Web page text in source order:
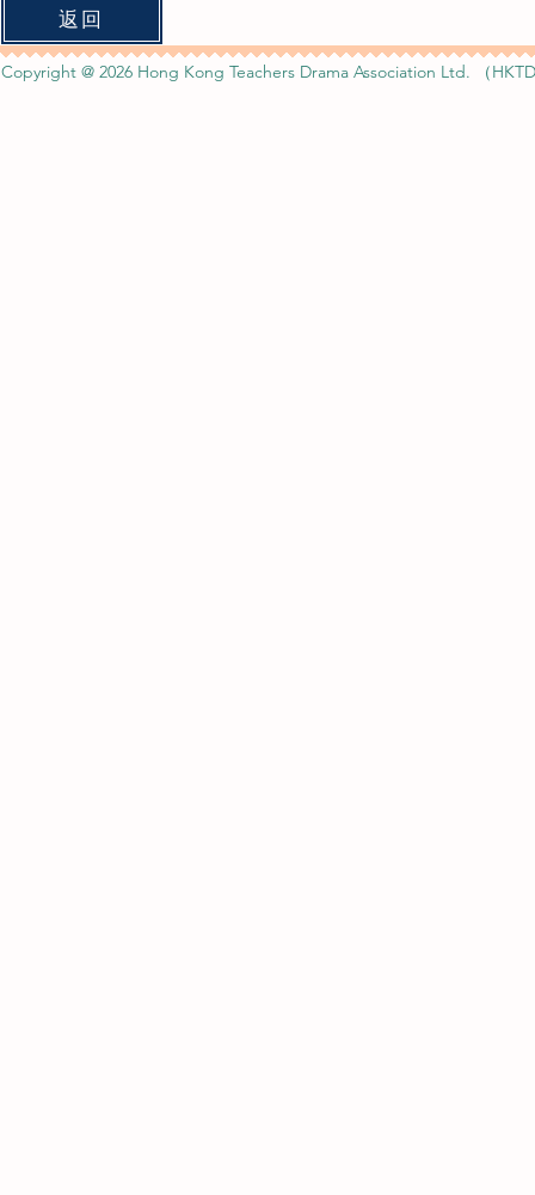
返回
Copyright @ 2026 Hong Kong Teachers Drama Association Ltd. （